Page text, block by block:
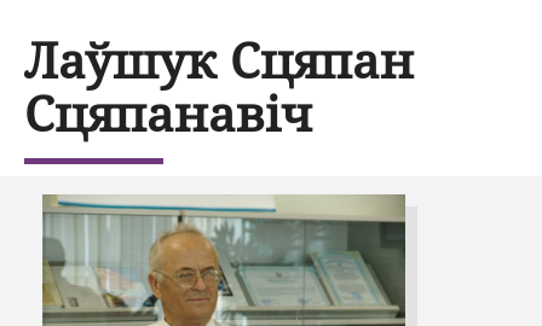
Лаўшук Сцяпан
Сцяпанавіч